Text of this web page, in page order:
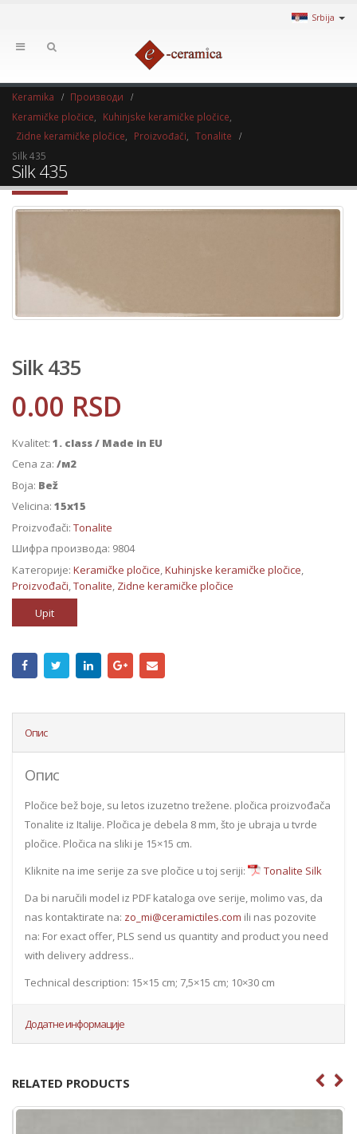
Srbija
Keramika
Производи
Keramičke pločice
Kuhinjske keramičke pločice
Zidne keramičke pločice
Proizvođači
Tonalite
Silk 435
Silk 435
Silk 435
0.00 RSD
Kvalitet: 1. class / Made in EU
Cena za: /м2
Boja: Bež
Velicina: 15x15
Proizvođači: Tonalite
Шифра производа: 9804
Категорије: Keramičke pločice,Kuhinjske keramičke pločice,
Proizvođači,Tonalite, Zidne keramičke pločice
Upit
Опис
Опис
Pločice bež boje, su letos izuzetno trežene. pločica proizvođača
Tonalite iz Italije. Pločica je debela 8 mm, što je ubraja u tvrde
pločice. Pločica na sliki je 15×15 cm.
Kliknite na ime serije za sve pločice u toj seriji:
Tonalite Silk
Da bi naručili model iz PDF kataloga ove serije, molimo vas, da
nas kontaktirate na: zo_mi@ceramictiles.com ili nas pozovite
na: For exact offer, PLS send us quantity and product you need
with delivery address..
Technical description: 15×15 cm; 7,5×15 cm; 10×30 cm
Додатне информације
RELATED PRODUCTS